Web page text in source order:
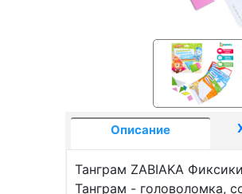
Описание
Танграм ZABIAKA
Танграм - головоломка,